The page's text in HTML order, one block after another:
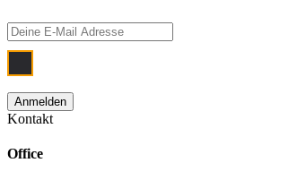
Kontakt
Office